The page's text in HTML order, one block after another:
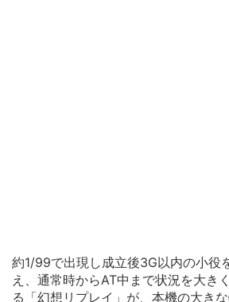
約1/99で出現し成立後3G以内の小役
え、通常時からAT中まで状況を大き
る「幻想リプレイ」が、本機の大きな